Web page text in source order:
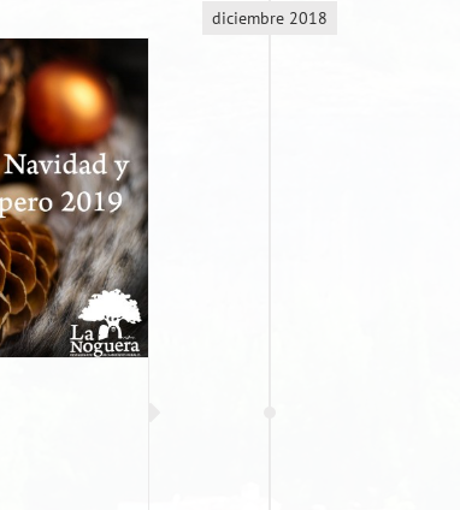
diciembre 2018